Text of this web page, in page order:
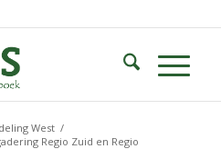
West /
Regio Zuid en Regio